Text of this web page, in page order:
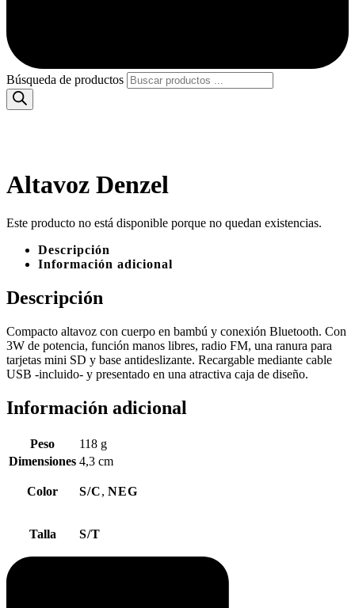
Búsqueda de productos
Altavoz Denzel
Este producto no está disponible porque no quedan existencias.
Descripción
Información adicional
Descripción
Compacto altavoz con cuerpo en bambú y conexión Bluetooth. Con
3W de potencia, función manos libres, radio FM, una ranura para
tarjetas mini SD y base antideslizante. Recargable mediante cable
USB -incluido- y presentado en una atractiva caja de diseño.
Información adicional
Peso
118 g
Dimensiones 4,3 cm
Color S/C, NEG
Talla S/T